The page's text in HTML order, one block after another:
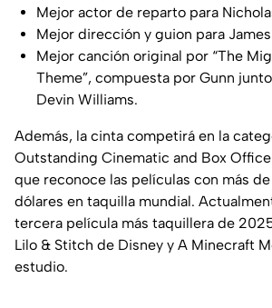
Mejor actor de reparto para
Mejor dirección y guion para
Mejor canción original por “The
Theme”, compuesta por Gunn
Devin Williams.
Además, la cinta competirá en la
Outstanding Cinematic and Box
que reconoce las películas con más
dólares en taquilla mundial.
tercera película más taquillera de
Lilo & Stitch de Disney y A Minecraft
estudio.